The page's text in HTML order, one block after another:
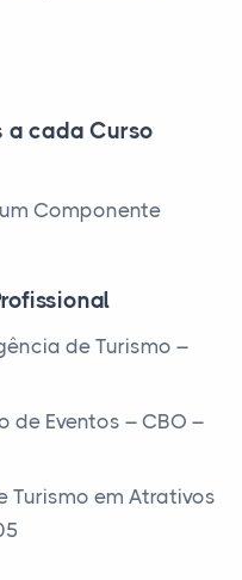
a cada Curso
Componente
de Turismo –
de Eventos – CBO –
Turismo em Atrativos